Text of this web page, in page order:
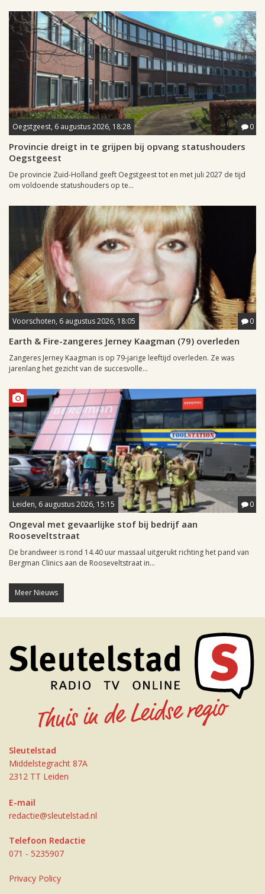
Oegstgeest, 6 augustus 2026, 18:28 0
Provincie dreigt in te grijpen bij opvang statushouders
Oegstgeest
De provincie Zuid-Holland geeft Oegstgeest tot en met juli 2027 de tijd
om voldoende statushouders op te...
Voorschoten, 6 augustus 2026, 18:05 0
Earth & Fire-zangeres Jerney Kaagman (79) overleden
Zangeres Jerney Kaagman is op 79-jarige leeftijd overleden. Ze was
jarenlang het gezicht van de succesvolle...
Leiden, 6 augustus 2026, 15:15 0
Ongeval met gevaarlijke stof bij bedrijf aan
Rooseveltstraat
De brandweer is rond 14.40 uur massaal uitgerukt richting het pand van
Bergman Clinics aan de Rooseveltstraat in...
Meer Nieuws
Sleutelstad
Middelstegracht 87A
2312 TT Leiden
E-mail
redactie@sleutelstad.nl
Telefoon Redactie
071 - 5235907
Privacy Policy